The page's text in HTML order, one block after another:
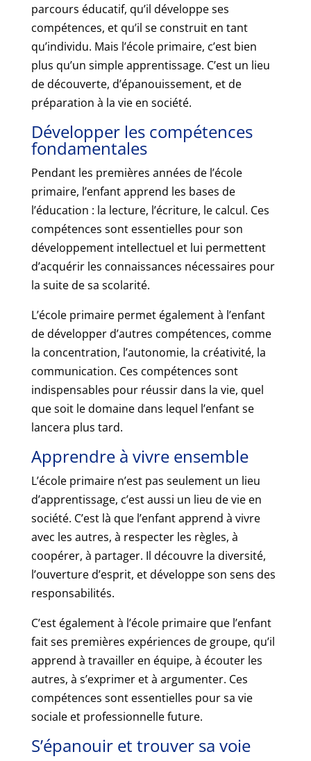
parcours éducatif, qu’il développe ses
compétences, et qu’il se construit en tant
qu’individu. Mais l’école primaire, c’est bien
plus qu’un simple apprentissage. C’est un lieu
de découverte, d’épanouissement, et de
préparation à la vie en société.
Développer les compétences
fondamentales
Pendant les premières années de l’école
primaire, l’enfant apprend les bases de
l’éducation : la lecture, l’écriture, le calcul. Ces
compétences sont essentielles pour son
développement intellectuel et lui permettent
d’acquérir les connaissances nécessaires pour
la suite de sa scolarité.
L’école primaire permet également à l’enfant
de développer d’autres compétences, comme
la concentration, l’autonomie, la créativité, la
communication. Ces compétences sont
indispensables pour réussir dans la vie, quel
que soit le domaine dans lequel l’enfant se
lancera plus tard.
Apprendre à vivre ensemble
L’école primaire n’est pas seulement un lieu
d’apprentissage, c’est aussi un lieu de vie en
société. C’est là que l’enfant apprend à vivre
avec les autres, à respecter les règles, à
coopérer, à partager. Il découvre la diversité,
l’ouverture d’esprit, et développe son sens des
responsabilités.
C’est également à l’école primaire que l’enfant
fait ses premières expériences de groupe, qu’il
apprend à travailler en équipe, à écouter les
autres, à s’exprimer et à argumenter. Ces
compétences sont essentielles pour sa vie
sociale et professionnelle future.
S’épanouir et trouver sa voie